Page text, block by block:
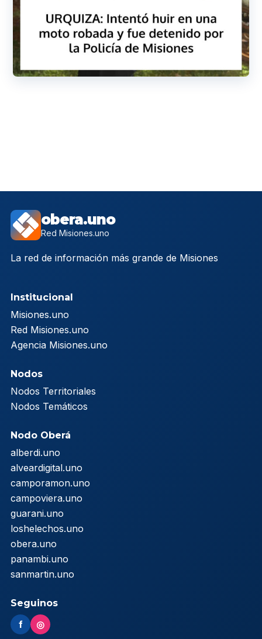
obera.uno
Red Misiones.uno
La red de información más grande de Misiones
Institucional
Misiones.uno
Red Misiones.uno
Agencia Misiones.uno
Nodos
Nodos Territoriales
Nodos Temáticos
Nodo Oberá
alberdi.uno
alveardigital.uno
camporamon.uno
campoviera.uno
guarani.uno
loshelechos.uno
obera.uno
panambi.uno
sanmartin.uno
Seguinos
f ◎